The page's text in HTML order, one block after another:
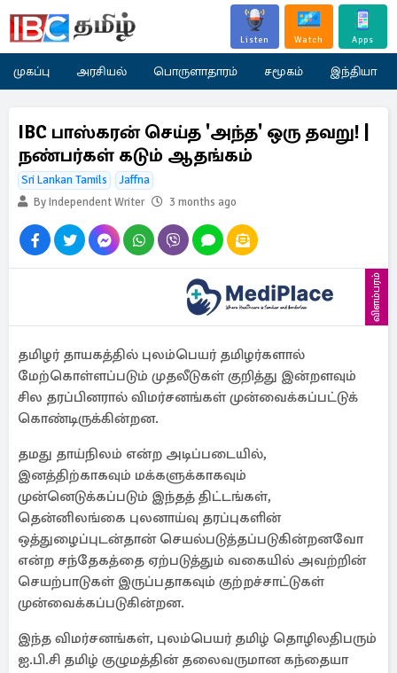
Listen Watch Apps
முகப்பு அரசியல் பொருளாதாரம் சமூகம் இந்தியா
IBC பாஸ்கரன் செய்த 'அந்த' ஒரு தவறு! |
நண்பர்கள் கடும் ஆதங்கம்
Sri Lankan Tamils
Jaffna
By Independent Writer
3 months ago
விளம்பரம்
தமிழர் தாயகத்தில் புலம்பெயர் தமிழர்களால்
மேற்கொள்ளப்படும் முதலீடுகள் குறித்து இன்றளவும்
சில தரப்பினரால் விமர்சனங்கள் முன்வைக்கப்பட்டுக்
கொண்டிருக்கின்றன.
தமது தாய்நிலம் என்ற அடிப்படையில்,
இனத்திற்காகவும் மக்களுக்காகவும்
முன்னெடுக்கப்படும் இந்தத் திட்டங்கள்,
தென்னிலங்கை புலனாய்வு தரப்புகளின்
ஒத்துழைப்புடன்தான் செயல்படுத்தப்படுகின்றனவோ
என்ற சந்தேகத்தை ஏற்படுத்தும் வகையில் அவற்றின்
செயற்பாடுகள் இருப்பதாகவும் குற்றச்சாட்டுகள்
முன்வைக்கப்படுகின்றன.
இந்த விமர்சனங்கள், புலம்பெயர் தமிழ் தொழிலதிபரும்
ஐ.பி.சி தமிழ் குழுமத்தின் தலைவருமான கந்தையா